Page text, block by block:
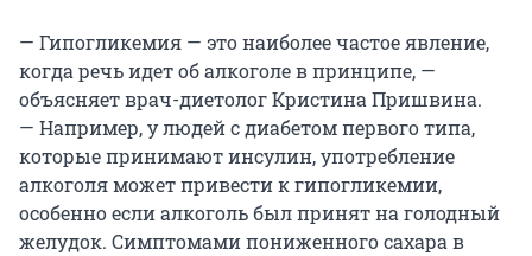
— Гипогликемия — это наиболее частое явление,
когда речь идет об алкоголе в принципе, —
объясняет врач-диетолог Кристина Пришвина.
— Например, у людей с диабетом первого типа,
которые принимают инсулин, употребление
алкоголя может привести к гипогликемии,
особенно если алкоголь был принят на голодный
желудок. Симптомами пониженного сахара в